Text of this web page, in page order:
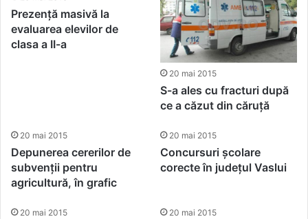
Prezență masivă la
evaluarea elevilor de
clasa a II-a
20 mai 2015
S-a ales cu fracturi după
ce a căzut din căruță
20 mai 2015
Depunerea cererilor de
subvenții pentru
agricultură, în grafic
20 mai 2015
Concursuri școlare
corecte în județul Vaslui
20 mai 2015 20 mai 2015